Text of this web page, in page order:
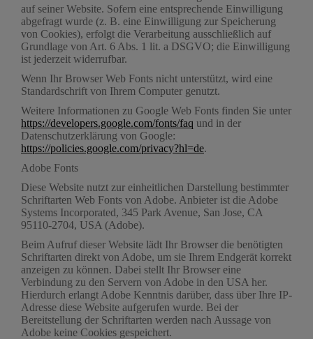
auf seiner Website. Sofern eine entsprechende Einwilligung
abgefragt wurde (z. B. eine Einwilligung zur Speicherung
von Cookies), erfolgt die Verarbeitung ausschließlich auf
Grundlage von Art. 6 Abs. 1 lit. a DSGVO; die Einwilligung
ist jederzeit widerrufbar.
Wenn Ihr Browser Web Fonts nicht unterstützt, wird eine
Standardschrift von Ihrem Computer genutzt.
Weitere Informationen zu Google Web Fonts finden Sie unter
https://developers.google.com/fonts/faq und in der
Datenschutzerklärung von Google:
https://policies.google.com/privacy?hl=de.
Adobe Fonts
Diese Website nutzt zur einheitlichen Darstellung bestimmter
Schriftarten Web Fonts von Adobe. Anbieter ist die Adobe
Systems Incorporated, 345 Park Avenue, San Jose, CA
95110-2704, USA (Adobe).
Beim Aufruf dieser Website lädt Ihr Browser die benötigten
Schriftarten direkt von Adobe, um sie Ihrem Endgerät korrekt
anzeigen zu können. Dabei stellt Ihr Browser eine
Verbindung zu den Servern von Adobe in den USA her.
Hierdurch erlangt Adobe Kenntnis darüber, dass über Ihre IP-
Adresse diese Website aufgerufen wurde. Bei der
Bereitstellung der Schriftarten werden nach Aussage von
Adobe keine Cookies gespeichert.